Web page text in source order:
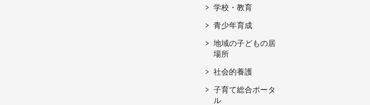
学校・教育
青少年育成
地域の子どもの居
場所
社会的養護
子育て総合ポータ
ル